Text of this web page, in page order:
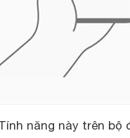
năng này trên bộ